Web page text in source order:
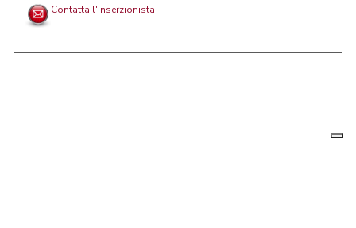
Contatta l'inserzionista